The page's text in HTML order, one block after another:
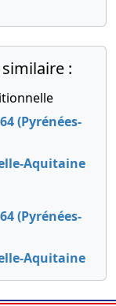
:
(Pyrénées-
Aquitaine
(Pyrénées-
Aquitaine